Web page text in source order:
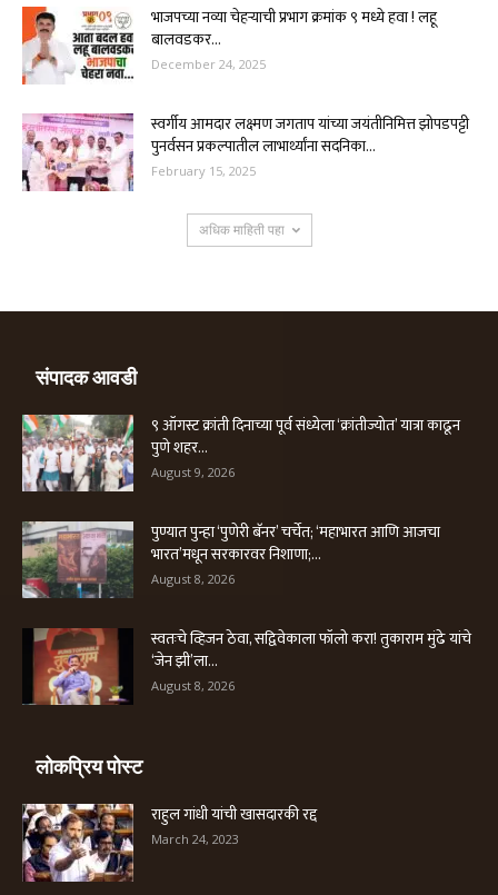
भाजपच्या नव्या चेहऱ्याची प्रभाग क्रमांक ९ मध्ये हवा ! लहू
बालवडकर...
December 24, 2025
स्वर्गीय आमदार लक्ष्मण जगताप यांच्या जयंतीनिमित्त झोपडपट्टी
पुनर्वसन प्रकल्पातील लाभार्थ्यांना सदनिका...
February 15, 2025
अधिक माहिती पहा
संपादक आवडी
९ ऑगस्ट क्रांती दिनाच्या पूर्व संध्येला ‘क्रांतीज्योत’ यात्रा काढून
पुणे शहर...
August 9, 2026
पुण्यात पुन्हा ‘पुणेरी बॅनर’ चर्चेत; ‘महाभारत आणि आजचा
भारत’मधून सरकारवर निशाणा;...
August 8, 2026
स्वतःचे व्हिजन ठेवा, सद्विवेकाला फॉलो करा! तुकाराम मुंढे यांचे
‘जेन झी’ला...
August 8, 2026
लोकप्रिय पोस्ट
राहुल गांधी यांची खासदारकी रद्द
March 24, 2023